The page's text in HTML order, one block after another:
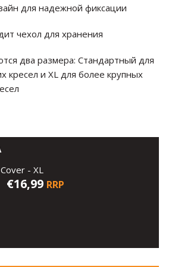
для надежной фиксации
чехол для хранения
два размера: Стандартный для
кресел и XL для более крупных
- XL
€16,99 RRP